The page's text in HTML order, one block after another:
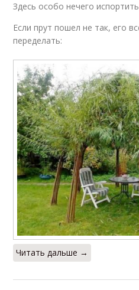
Здесь особо нечего
Если прут пошел не так, его
переделать:
Читать дальше →